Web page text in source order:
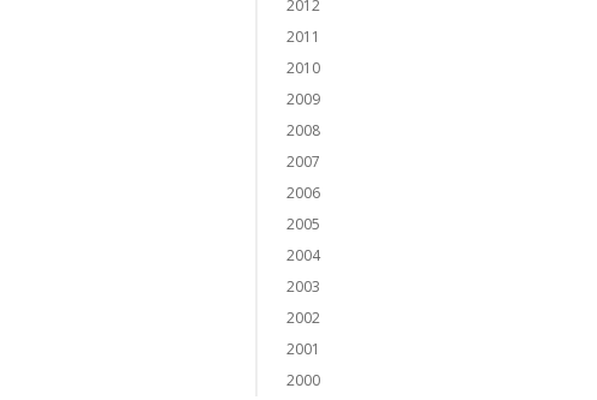
2012
2011
2010
2009
2008
2007
2006
2005
2004
2003
2002
2001
2000